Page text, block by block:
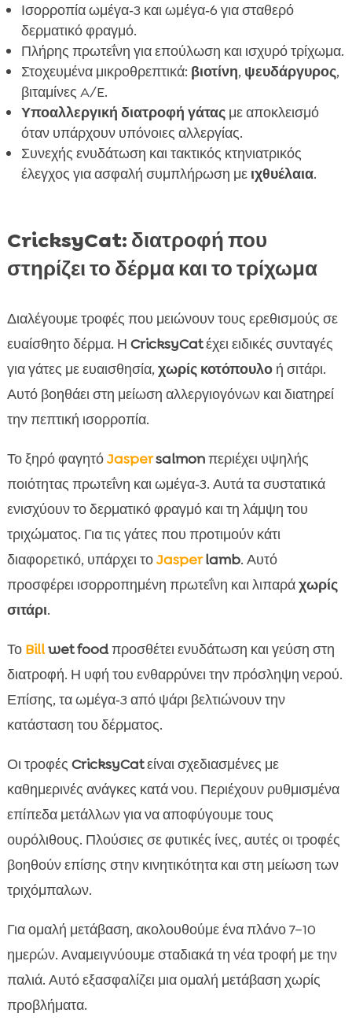
Ισορροπία ωμέγα‑3 και ωμέγα‑6 για σταθερό
δερματικό φραγμό.
Πλήρης πρωτεΐνη για επούλωση και ισχυρό τρίχωμα.
Στοχευμένα μικροθρεπτικά: βιοτίνη, ψευδάργυρος,
βιταμίνες A/E.
Υποαλλεργική διατροφή γάταςμε αποκλεισμό
όταν υπάρχουν υπόνοιες αλλεργίας.
Συνεχής ενυδάτωση και τακτικός κτηνιατρικός
έλεγχος για ασφαλή συμπλήρωση με ιχθυέλαια.
CricksyCat: διατροφή που
στηρίζει το δέρμα και το τρίχωμα
Διαλέγουμε τροφές που μειώνουν τους ερεθισμούς σε
ευαίσθητο δέρμα. Η CricksyCatέχει ειδικές συνταγές
για γάτες με ευαισθησία, χωρίς κοτόπουλοή σιτάρι.
Αυτό βοηθάει στη μείωση αλλεργιογόνων και διατηρεί
την πεπτική ισορροπία.
Το ξηρό φαγητόJaspersalmonπεριέχει υψηλής
ποιότητας πρωτεΐνη και ωμέγα‑3. Αυτά τα συστατικά
ενισχύουν το δερματικό φραγμό και τη λάμψη του
τριχώματος. Για τις γάτες που προτιμούν κάτι
διαφορετικό, υπάρχει τοJasperlamb. Αυτό
προσφέρει ισορροπημένη πρωτεΐνη και λιπαράχωρίς
σιτάρι.
Το Billwet foodπροσθέτει ενυδάτωση και γεύση στη
διατροφή. Η υφή του ενθαρρύνει την πρόσληψη νερού.
Επίσης, τα ωμέγα‑3 από ψάρι βελτιώνουν την
κατάσταση του δέρματος.
Οι τροφές CricksyCatείναι σχεδιασμένες με
καθημερινές ανάγκες κατά νου. Περιέχουν ρυθμισμένα
επίπεδα μετάλλων για να αποφύγουμε τους
ουρόλιθους. Πλούσιες σε φυτικές ίνες, αυτές οι τροφές
βοηθούν επίσης στην κινητικότητα και στη μείωση των
τριχόμπαλων.
Για ομαλή μετάβαση, ακολουθούμε ένα πλάνο 7–10
ημερών. Αναμειγνύουμε σταδιακά τη νέα τροφή με την
παλιά. Αυτό εξασφαλίζει μια ομαλή μετάβαση χωρίς
προβλήματα.